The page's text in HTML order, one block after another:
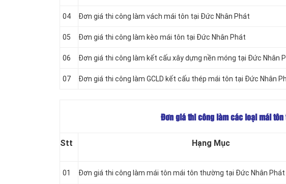
04 Đơn giá thi công làm vách mái tôn tại Đức Nhân Phát
05 Đơn giá thi công làm kèo mái tôn tại Đức Nhân Phát
06 Đơn giá thi công làm kết cấu xây dựng nền móng tại Đức Nhân
07 Đơn giá thi công làm GCLD kết cấu thép mái tôn tại Đức Nhân
Đơn giá thi công làm các loại mái tôn
Stt Hạng Mục
01 Đơn giá thi công làm mái tôn mái tôn thường tại Đức Nhân Phát